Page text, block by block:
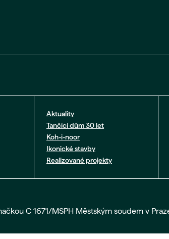
Aktuality
Tančící dům 30 let
Koh-i-noor
Ikonické stavby
Realizované projekty
C 1671/MSPH Městským soudem v